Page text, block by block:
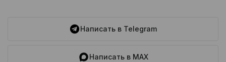
Написать в Telegram
Написать в MAX